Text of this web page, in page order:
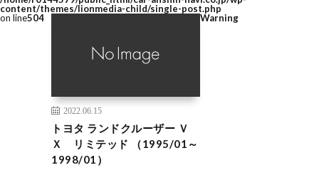
content/themes/lionmedia-child/single-post.php
on line504
2022.06.15
トヨタ ランドクルーザー Ｖ
Ｘ リミテッド （1995/01～
1998/01）
Warning